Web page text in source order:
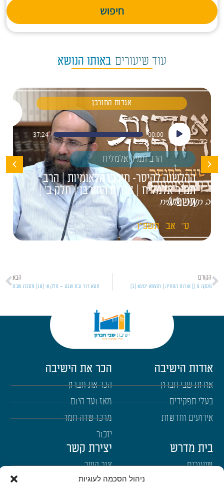
ניהול הסכמה לעוגיות
חיפוש
עוד שיעורים באותו הנושא
אגדות החורבן
נגן
אודיו
00:00
37:24
הרב תמיר אלמליח
ההלשנה לקיסר- חורבן הלאומיות | הרב
תמיר אלמליח | אגדות החורבן | חלק ב' |
תשפ"ו
ט' אב תשפ"ו
הקודם
פסקה מ [] אורות התחיה | חוצפא יסיגא [ב]
הבא
חטא דוד ובת שבע – חלק א' [16] מסכת שבת
אודות הישיבה
אודות שבי חברון
בעלי תפקידים
אירועים וחדשות
הכר את הישיבה
הכר את חברון
מאז ועד היום
מרכז שדה חמד
יזכור
בית מדרש
שיעורים
יצירת קשר
צור קשר
הרשמה לשבו"ש